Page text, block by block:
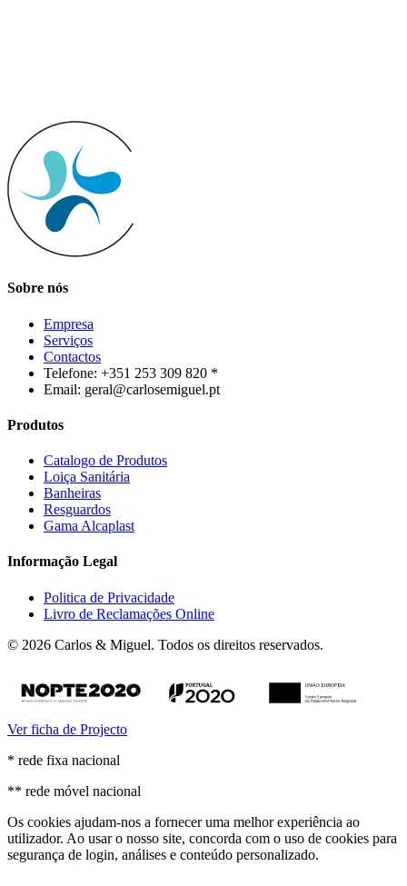
Sobre nós
Empresa
Serviços
Contactos
Telefone: +351 253 309 820 *
Email: geral@carlosemiguel.pt
Produtos
Catalogo de Produtos
Loiça Sanitária
Banheiras
Resguardos
Gama Alcaplast
Informação Legal
Politica de Privacidade
Livro de Reclamações Online
© 2026 Carlos & Miguel. Todos os direitos reservados.
Ver ficha de Projecto
* rede fixa nacional
** rede móvel nacional
Os cookies ajudam-nos a fornecer uma melhor experiência ao
utilizador. Ao usar o nosso site, concorda com o uso de cookies para
segurança de login, análises e conteúdo personalizado.